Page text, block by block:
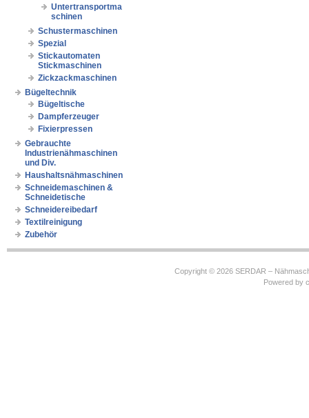
Untertransportma
schinen
Schustermaschinen
Spezial
Stickautomaten
Stickmaschinen
Zickzackmaschinen
Bügeltechnik
Bügeltische
Dampferzeuger
Fixierpressen
Gebrauchte
Industrienähmaschinen
und Div.
Haushaltsnähmaschinen
Schneidemaschinen &
Schneidetische
Schneidereibedarf
Textilreinigung
Zubehör
Copyright © 2026 SERDAR –
Powered by